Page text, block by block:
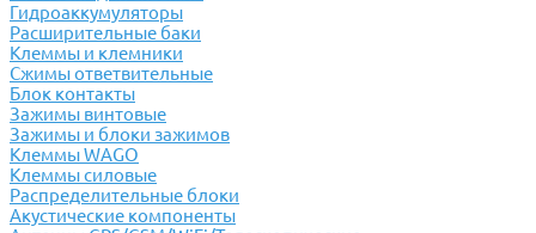
Гидроаккумуляторы
Расширительные баки
Клеммы и клемники
Cжимы ответвительные
Блок контакты
Зажимы винтовые
Зажимы и блоки зажимов
Клеммы WAGO
Клеммы силовые
Распределительные блоки
Акустические компоненты